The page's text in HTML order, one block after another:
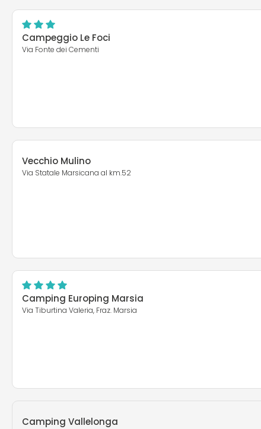
Campeggio Le Foci
Via Fonte dei Cementi
Vecchio Mulino
Via Statale Marsicana al km.52
Camping Europing Marsia
Via Tiburtina Valeria, Fraz. Marsia
Camping Vallelonga